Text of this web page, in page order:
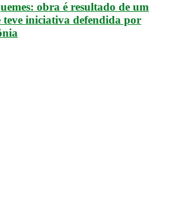
obra é resultado de um
iniciativa defendida por